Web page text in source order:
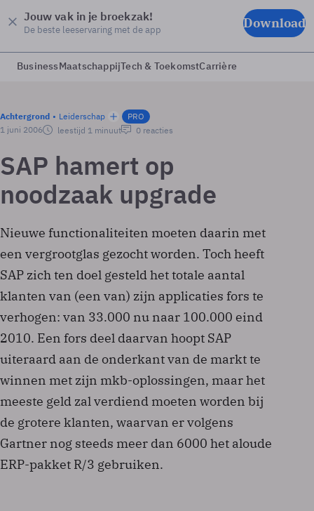
Jouw vak in je broekzak!
De beste leeservaring met de app Download
BusinessMaatschappijTech & ToekomstCarrière
Achtergrond Leiderschap
PRO
1 juni 2006
leestijd 1 minuut 0 reacties
SAP hamert op
noodzaak upgrade
Nieuwe functionaliteiten moeten daarin met
een vergrootglas gezocht worden. Toch heeft
SAP zich ten doel gesteld het totale aantal
klanten van (een van) zijn applicaties fors te
verhogen: van 33.000 nu naar 100.000 eind
2010. Een fors deel daarvan hoopt SAP
uiteraard aan de onderkant van de markt te
winnen met zijn mkb-oplossingen, maar het
meeste geld zal verdiend moeten worden bij
de grotere klanten, waarvan er volgens
Gartner nog steeds meer dan 6000 het aloude
ERP-pakket R/3 gebruiken.